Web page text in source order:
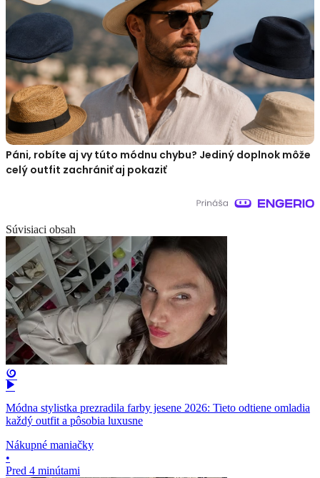
Páni, robíte aj vy túto módnu chybu? Jediný doplnok môže
celý outfit zachrániť aj pokaziť
Súvisiaci obsah
Módna stylistka prezradila farby jesene 2026: Tieto odtiene omladia
každý outfit a pôsobia luxusne
Nákupné maniačky
•
Pred 4 minútami